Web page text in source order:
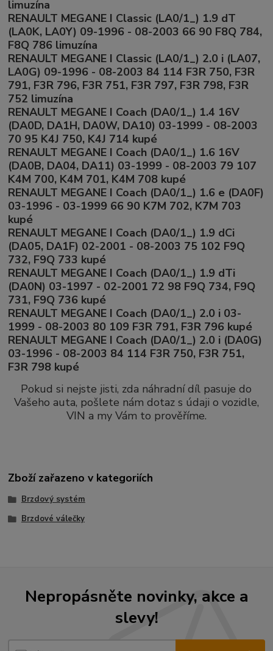
limuzína
RENAULT MEGANE I Classic (LA0/1_) 1.9 dT
(LA0K, LA0Y) 09-1996 - 08-2003 66 90 F8Q 784,
F8Q 786 limuzína
RENAULT MEGANE I Classic (LA0/1_) 2.0 i (LA07,
LA0G) 09-1996 - 08-2003 84 114 F3R 750, F3R
791, F3R 796, F3R 751, F3R 797, F3R 798, F3R
752 limuzína
RENAULT MEGANE I Coach (DA0/1_) 1.4 16V
(DA0D, DA1H, DA0W, DA10) 03-1999 - 08-2003
70 95 K4J 750, K4J 714 kupé
RENAULT MEGANE I Coach (DA0/1_) 1.6 16V
(DA0B, DA04, DA11) 03-1999 - 08-2003 79 107
K4M 700, K4M 701, K4M 708 kupé
RENAULT MEGANE I Coach (DA0/1_) 1.6 e (DA0F)
03-1996 - 03-1999 66 90 K7M 702, K7M 703
kupé
RENAULT MEGANE I Coach (DA0/1_) 1.9 dCi
(DA05, DA1F) 02-2001 - 08-2003 75 102 F9Q
732, F9Q 733 kupé
RENAULT MEGANE I Coach (DA0/1_) 1.9 dTi
(DA0N) 03-1997 - 02-2001 72 98 F9Q 734, F9Q
731, F9Q 736 kupé
RENAULT MEGANE I Coach (DA0/1_) 2.0 i 03-
1999 - 08-2003 80 109 F3R 791, F3R 796 kupé
RENAULT MEGANE I Coach (DA0/1_) 2.0 i (DA0G)
03-1996 - 08-2003 84 114 F3R 750, F3R 751,
F3R 798 kupé
Pokud si nejste jisti, zda náhradní díl pasuje do
Vašeho auta, pošlete nám dotaz s údaji o vozidle,
VIN a my Vám to prověříme.
Zboží zařazeno v kategoriích
Brzdový systém
Brzdové válečky
Nepropásněte novinky, akce a
slevy!